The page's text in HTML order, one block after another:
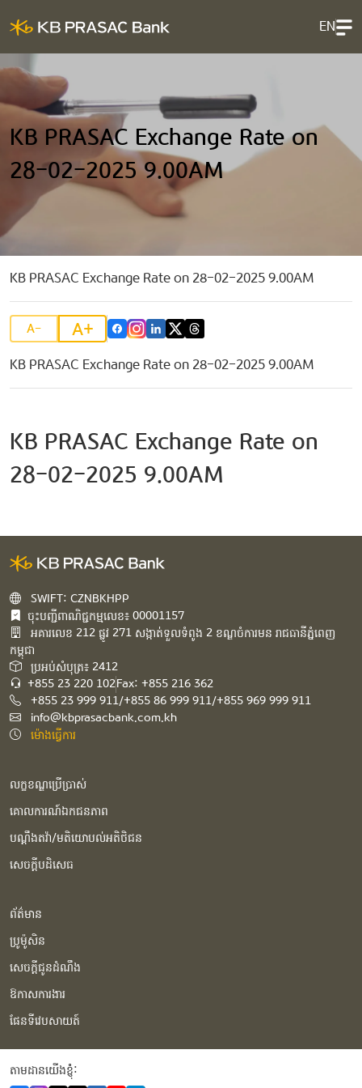
EN
KB PRASAC Exchange Rate on
28-02-2025 9.00AM
KB PRASAC Exchange Rate on 28-02-2025 9.00AM
A- A+
KB PRASAC Exchange Rate on 28-02-2025 9.00AM
KB PRASAC Exchange Rate on
28-02-2025 9.00AM
SWIFT: CZNBKHPP
ចុះបញ្ជីពាណិជ្ជកម្មលេខ៖ 00001157
អគារ​លេខ​ 212 ផ្លូវ 271 សង្កាត់ទួលទំពូង 2 ខណ្ឌចំការមន រាជធានីភ្នំពេញ
កម្ពុជា​
ប្រអប់សំបុត្រ៖ 2412
+855 23 220 102Fax: +855 216 362
+855 23 999 911/+855 86 999 911/+855 969 999 911
info@kbprasacbank.com.kh
ម៉ោងធ្វើការ
លក្ខខណ្ឌប្រើប្រាស់
គោលការណ៍ឯកជនភាព
បណ្ដឹងតវ៉ា/មតិយោបល់អតិថិជន
សេចក្ដីបដិសេធ
ព័ត៌មាន
ប្រូម៉ូសិន
សេចក្ដីជូនដំណឹង
ឱកាសការងារ
ផែនទីវេបសាយត៍
តាមដានយើងខ្ញុំំ: